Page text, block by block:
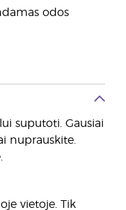
odos
suputoti. Gausiai
nuprauskite.
vietoje. Tik